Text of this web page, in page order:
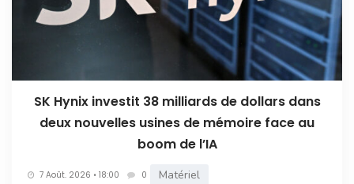
SK Hynix investit 38 milliards de dollars dans
deux nouvelles usines de mémoire face au
boom de l’IA
7 Août. 2026 • 18:00 0 Matériel